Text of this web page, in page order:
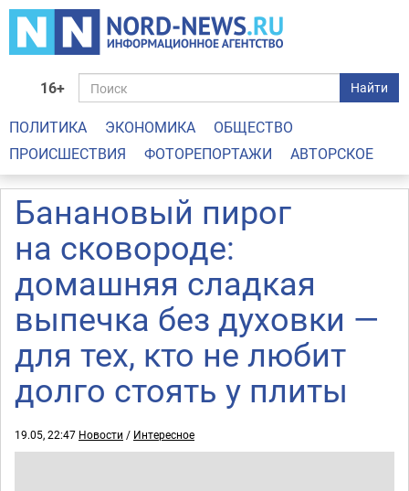
16+ Найти
ПОЛИТИКА ЭКОНОМИКА
ОБЩЕСТВО
ПРОИСШЕСТВИЯ
ФОТОРЕПОРТАЖИ АВТОРСКОЕ
Банановый пирог
на сковороде:
домашняя сладкая
выпечка без духовки —
для тех, кто не любит
долго стоять у плиты
19.05, 22:47 Новости / Интересное